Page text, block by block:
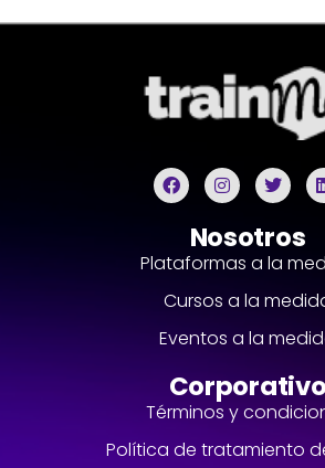
Nosotros
Plataformas a la
Cursos a la
Eventos a la
Corporativo
Términos y
Política de tratamiento